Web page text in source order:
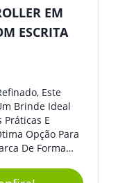
EM
ESCRITA
Este
Práticas E
Opção Para
De Forma
Eventos,